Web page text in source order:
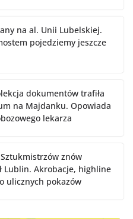
na al. Unii Lubelskiej.
pojedziemy jeszcze
dokumentów trafiła
na Majdanku. Opowiada
lekarza
znów
Lublin. Akrobacje, highline
ulicznych pokazów